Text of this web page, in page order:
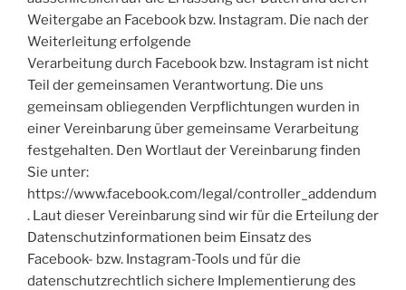
Weitergabe an Facebook bzw. Instagram. Die nach der
Weiterleitung erfolgende
Verarbeitung durch Facebook bzw. Instagram ist nicht
Teil der gemeinsamen Verantwortung. Die uns
gemeinsam obliegenden Verpflichtungen wurden in
einer Vereinbarung über gemeinsame Verarbeitung
festgehalten. Den Wortlaut der Vereinbarung finden
Sie unter:
https://www.facebook.com/legal/controller_addendum
. Laut dieser Vereinbarung sind wir für die Erteilung der
Datenschutzinformationen beim Einsatz des
Facebook- bzw. Instagram-Tools und für die
datenschutzrechtlich sichere Implementierung des